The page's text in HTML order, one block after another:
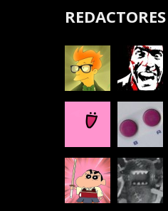
REDACTORES